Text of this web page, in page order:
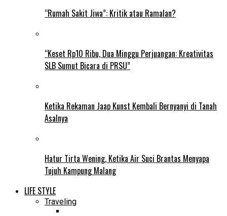
“Rumah Sakit Jiwa”: Kritik atau Ramalan?
“Keset Rp10 Ribu, Dua Minggu Perjuangan: Kreativitas
SLB Sumut Bicara di PRSU”
Ketika Rekaman Jaap Kunst Kembali Bernyanyi di Tanah
Asalnya
Hatur Tirta Wening, Ketika Air Suci Brantas Menyapa
Tujuh Kampung Malang
LIFE STYLE
Traveling